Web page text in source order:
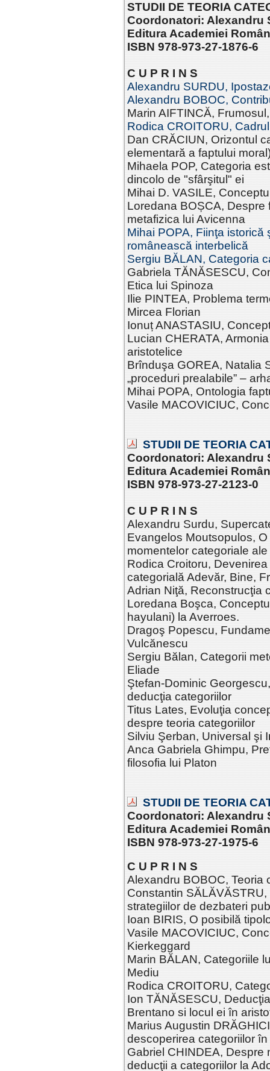
STUDII DE TEORIA
Coordonatori: Alexandru
Editura Academiei
ISBN 978-973-27-1876-6
C U P R I N S
Alexandru SURDU,
Alexandru BOBOC,
Marin AIFTINCĂ,
Rodica CROITORU,
Dan CRĂCIUN, Orizontul
elementară a faptului
Mihaela POP, Categoria
dincolo de "sfârşitul" ei
Mihai D. VASILE,
Loredana BOȘCA,
metafizica lui Avicenna
Mihai POPA, Fiinţa
românească interbelică
Sergiu BĂLAN, Categoria
Gabriela TĂNĂSESCU,
Etica lui Spinoza
Ilie PINTEA, Problema
Mircea Florian
Ionuț ANASTASIU,
Lucian CHERATA,
aristotelice
Brînduşa GOREA, Natalia
„proceduri prealabile” –
Mihai POPA, Ontologia
Vasile MACOVICIUC,
STUDII DE TEORIA
Coordonatori: Alexandru
Editura Academiei
ISBN 978-973-27-2123-0
C U P R I N S
Alexandru Surdu,
Evangelos Moutsopulos,
momentelor categoriale
Rodica Croitoru,
categorială Adevăr, Bine,
Adrian Niţă, Reconstrucţia
Loredana Boşca,
hayulani) la Averroes.
Dragoş Popescu,
Vulcănescu
Sergiu Bălan, Categorii
Eliade
Ştefan-Dominic
deducţia categoriilor
Titus Lates, Evoluţia
despre teoria categoriilor
Silviu Şerban, Universal şi
Anca Gabriela Ghimpu,
filosofia lui Platon
STUDII DE TEORIA
Coordonatori: Alexandru
Editura Academiei
ISBN 978-973-27-1975-6
C U P R I N S
Alexandru BOBOC, Teoria
Constantin
strategiilor de dezbateri
Ioan BIRIS, O posibilă
Vasile MACOVICIUC,
Kierkeggard
Marin BĂLAN, Categoriile
Mediu
Rodica CROITORU,
Ion TĂNĂSESCU,
Brentano si locul ei în
Marius Augustin
descoperirea categoriilor
Gabriel CHINDEA, Despre
deducţii a categoriilor la